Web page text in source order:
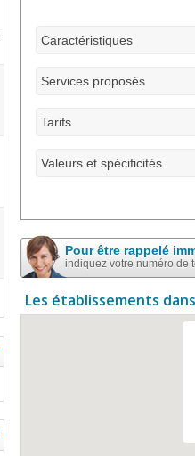
Caractéristiques
Services proposés
Tarifs
Valeurs et spécificités
Pour être rappelé
indiquez votre numéro de
Les établissements